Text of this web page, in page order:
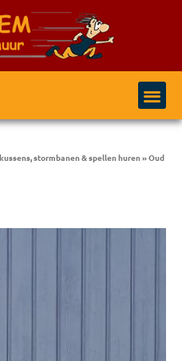
stormbanen & spellen huren»Oud